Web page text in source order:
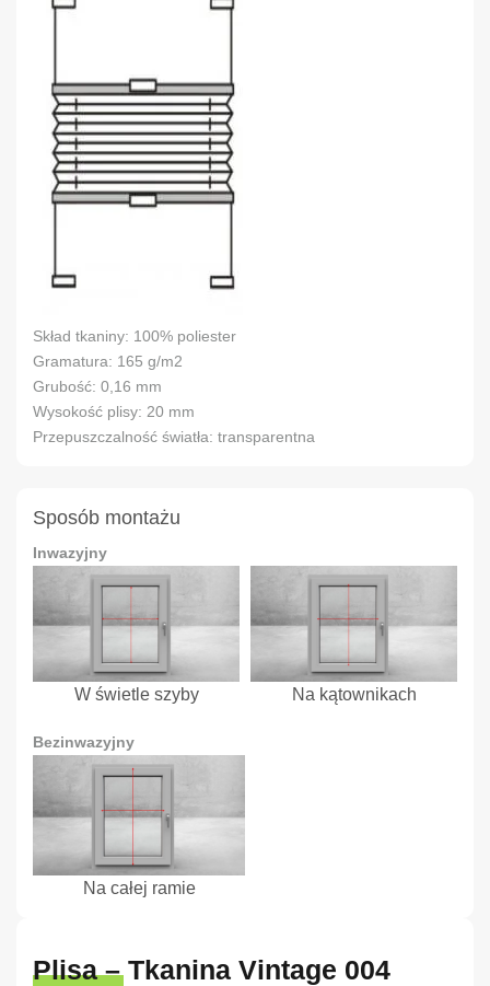
Skład tkaniny: 100% poliester
Gramatura: 165 g/m2
Grubość: 0,16 mm
Wysokość plisy: 20 mm
Przepuszczalność światła: transparentna
Sposób montażu
Inwazyjny
W świetle szyby Na kątownikach
Bezinwazyjny
Na całej ramie
Plisa – Tkanina Vintage 004